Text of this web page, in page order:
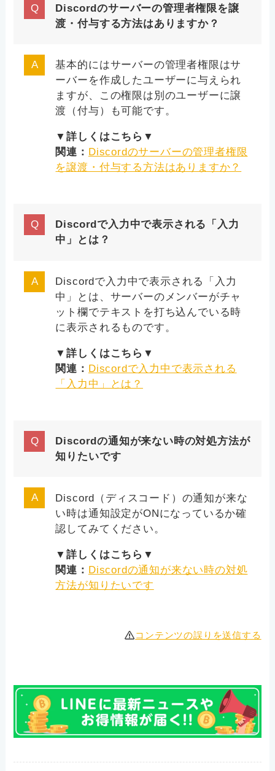
Discordのサーバーの管理者権限を譲
渡・付与する方法はありますか？
基本的にはサーバーの管理者権限はサ
ーバーを作成したユーザーに与えられ
ますが、この権限は別のユーザーに譲
渡（付与）も可能です。
▼詳しくはこちら▼
関連： Discordのサーバーの管理者権限
を譲渡・付与する方法はありますか？
Discordで入力中で表示される「入力
中」とは？
Discordで入力中で表示される「入力
中」とは、サーバーのメンバーがチャ
ット欄でテキストを打ち込んでいる時
に表示されるものです。
▼詳しくはこちら▼
関連： Discordで入力中で表示される
「入力中」とは？
Discordの通知が来ない時の対処方法が
知りたいです
Discord（ディスコード）の通知が来な
い時は通知設定がONになっているか確
認してみてください。
▼詳しくはこちら▼
関連： Discordの通知が来ない時の対処
方法が知りたいです
コンテンツの誤りを送信する